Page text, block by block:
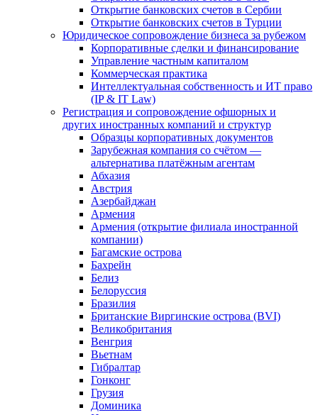
Открытие банковских счетов в Сербии
Открытие банковских счетов в Турции
Юридическое сопровождение бизнеса за рубежом
Корпоративные сделки и финансирование
Управление частным капиталом
Коммерческая практика
Интеллектуальная собственность и ИТ право
(IP & IT Law)
Регистрация и сопровождение офшорных и
других иностранных компаний и структур
Образцы корпоративных документов
Зарубежная компания со счётом —
альтернатива платёжным агентам
Абхазия
Австрия
Азербайджан
Армения
Армения (открытие филиала иностранной
компании)
Багамские острова
Бахрейн
Белиз
Белоруссия
Бразилия
Британские Виргинские острова (BVI)
Великобритания
Венгрия
Вьетнам
Гибралтар
Гонконг
Грузия
Доминика